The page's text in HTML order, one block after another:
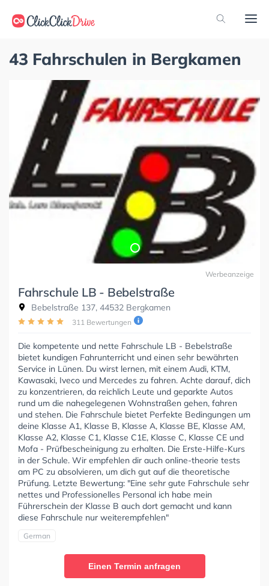
43 Fahrschulen in Bergkamen
Werbeanzeige
Fahrschule LB - Bebelstraße
Bebelstraße 137, 44532 Bergkamen
311 Bewertungen
Die kompetente und nette Fahrschule LB - Bebelstraße
bietet kundigen Fahrunterricht und einen sehr bewährten
Service in Lünen. Du wirst lernen, mit einem Audi, KTM,
Kawasaki, Iveco und Mercedes zu fahren. Achte darauf, dich
zu konzentrieren, da reichlich Leute und geparkte Autos
rund um die nahegelegenen Wohnstraßen gehen, fahren
und stehen. Die Fahrschule bietet Perfekte Bedingungen um
deine Klasse A1, Klasse B, Klasse A, Klasse BE, Klasse AM,
Klasse A2, Klasse C1, Klasse C1E, Klasse C, Klasse CE und
Mofa - Prüfbescheinigung zu erhalten. Die Erste-Hilfe-Kurs
in der Schule. Wir empfehlen dir auch online-theorie tests
am PC zu absolvieren, um dich gut auf die theoretische
Prüfung. Letzte Bewertung: "Eine sehr gute Fahrschule sehr
nettes und Professionelles Personal ich habe mein
Führerschein der Klasse B auch dort gemacht und kann
diese Fahrschule nur weiterempfehlen"
German
Einen Termin anfragen